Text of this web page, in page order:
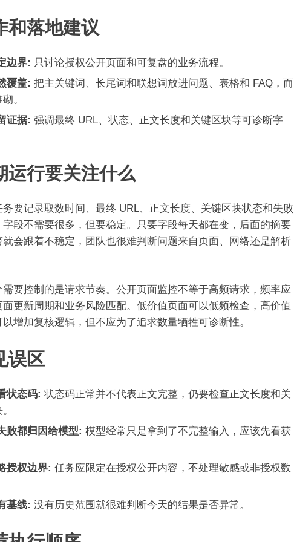
和落地建议
边界: 只讨论授权公开页面和可复盘的业务流程。
覆盖: 把主关键词、长尾词和联想词放进问题、表格和 FAQ，而
。
证据: 强调最终 URL、状态、正文长度和关键区块等可诊断字
运行要关注什么
务要记录取数时间、最终 URL、正文长度、关键区块状态和失败
字段不需要很多，但要稳定。只要字段每天都在变，后面的摘要
就会跟着不稳定，团队也很难判断问题来自页面、网络还是解析
需要控制的是请求节奏。公开页面监控不等于高频请求，频率应
面更新周期和业务风险匹配。低价值页面可以低频检查，高价值
增加复核逻辑，但不应为了追求数量牺牲可诊断性。
误区
状态码: 状态码正常并不代表正文完整，仍要检查正文长度和关
败都归因给模型: 模型经常只是拿到了不完整输入，应该先看获
授权边界: 任务应限定在授权公开内容，不处理敏感或非授权数
基线: 没有历史范围就很难判断今天的结果是否异常。